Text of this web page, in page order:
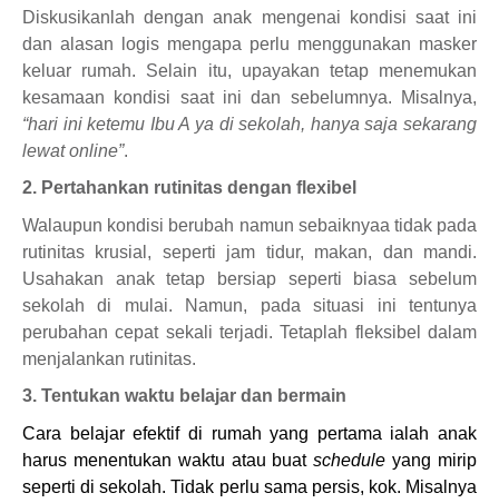
Diskusikanlah dengan anak mengenai kondisi saat ini
dan alasan logis mengapa perlu menggunakan masker
keluar rumah. Selain itu, upayakan tetap menemukan
kesamaan kondisi saat ini dan sebelumnya. Misalnya,
“hari ini ketemu Ibu A ya di sekolah, hanya saja sekarang
lewat online”.
2. Pertahankan rutinitas dengan flexibel
Walaupun kondisi berubah namun sebaiknyaa tidak pada
rutinitas krusial, seperti jam tidur, makan, dan mandi.
Usahakan anak tetap bersiap seperti biasa sebelum
sekolah di mulai. Namun, pada situasi ini tentunya
perubahan cepat sekali terjadi. Tetaplah fleksibel dalam
menjalankan rutinitas.
3. Tentukan waktu belajar dan bermain
Cara belajar efektif di rumah yang pertama ialah anak
harus menentukan waktu atau buatscheduleyang mirip
seperti di sekolah. Tidak perlu sama persis, kok. Misalnya